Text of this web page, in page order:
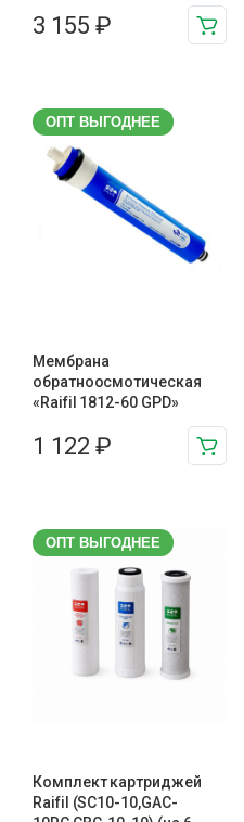
3 155 ₽
ОПТ ВЫГОДНЕЕ
Мембрана
обратноосмотическая
«Raifil 1812-60 GPD»
1 122 ₽
ОПТ ВЫГОДНЕЕ
Комплект картриджей
Raifil (SC10-10,GAC-